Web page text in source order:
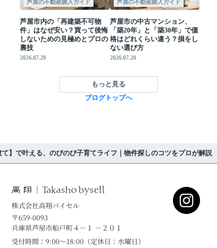
芦屋の不動産購入ガイド
芦屋市内の「再建築不可物
件」はなぜ安い？買って後悔
しないための見極めとプロの
裏技
2026.07.20
芦屋の不動産購入ガイド
芦屋市の中古マンション、
「築20年」と「築30年」で価
格はどれくらい違う？損をし
ない選び方
2026.07.20
もっと見る
ブログトップへ
】で叶える、のびのび子育てライフ｜物件探しのコツをプロが解説
株式会社高翔バイセル
〒659-0093
兵庫県芦屋市船戸町４－１ －２０１
受付時間：9:00～18:00（定休日：水曜日）